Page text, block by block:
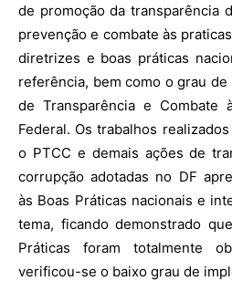
de promoção da transparência
prevenção e combate às
diretrizes e boas práticas
referência, bem como o grau
de Transparência e Combate
Federal. Os trabalhos
o PTCC e demais ações de
corrupção adotadas no DF
às Boas Práticas nacionais e
tema, ficando demonstrado
Práticas foram totalmente
verificou-se o baixo grau de